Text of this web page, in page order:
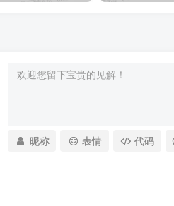
昵称 表情 代码